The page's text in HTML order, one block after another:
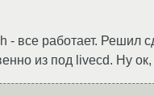
все работает. Решил
из под livecd. Ну